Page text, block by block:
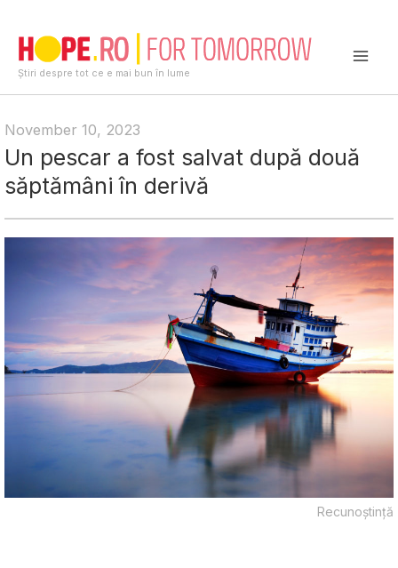
content
Știri despre tot ce e mai bun în lume
November 10, 2023
Un pescar a fost salvat după două
săptămâni în derivă
Recunoștință